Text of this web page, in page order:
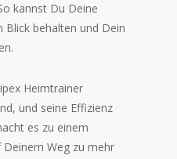
kannst Du Deine
Blick behalten und Dein
Heimtrainer
und seine Effizienz
es zu einem
Weg zu mehr